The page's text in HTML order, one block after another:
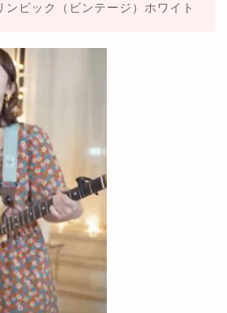
ンピック（ビンテージ）ホワイト